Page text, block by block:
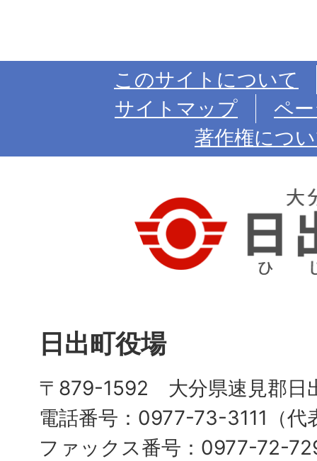
このサイトについて
サイトマップ
ペ
著作権につ
日出町役場
〒879-1592 大分県速見郡日
電話番号：0977-73-3111（代
ファックス番号：0977-72-